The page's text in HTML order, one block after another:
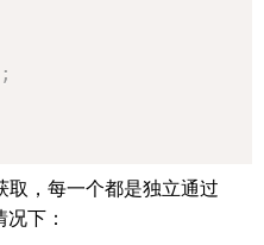
;
取，每一个都是独立通过
下：